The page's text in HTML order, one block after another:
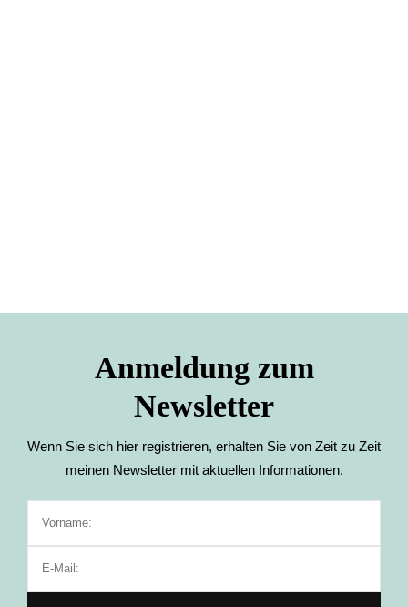
Anmeldung zum
Newsletter
Wenn Sie sich hier registrieren, erhalten Sie von Zeit zu Zeit
meinen Newsletter mit aktuellen Informationen.